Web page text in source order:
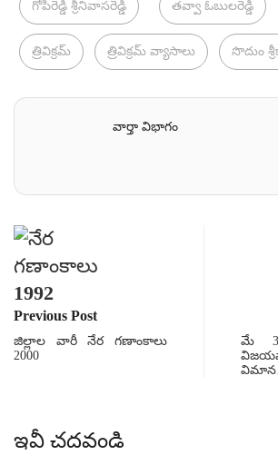
గోపిరెడ్డి శ్రీనివాసరెడ్డి తవ్వా ఓబులరెడ్డి
త్రివిక్రమ్ త్రివిక్రమ్ వ్యాసాలు సొదుం
వార్తా విభాగం
Previous Post
జిల్లాల వారీ నేర గణాంకాలు
2000
మే 3
ఇవీ చదవండి